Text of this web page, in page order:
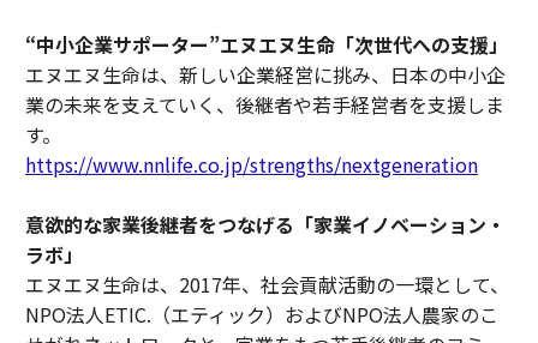
“中小企業サポーター”エヌエヌ生命「次世代への支援」
エヌエヌ生命は、新しい企業経営に挑み、日本の中小企
業の未来を支えていく、後継者や若手経営者を支援しま
す。
https://www.nnlife.co.jp/strengths/nextgeneration
意欲的な家業後継者をつなげる「家業イノベーション・
ラボ」
エヌエヌ生命は、2017年、社会貢献活動の一環として、
NPO法人ETIC.（エティック）およびNPO法人農家のこ